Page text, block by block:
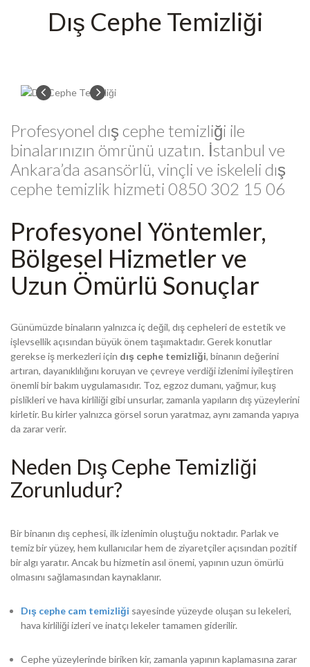
Dış Cephe Temizliği
Profesyonel dış cephe temizliği ile
binalarınızın ömrünü uzatın. İstanbul ve
Ankara’da asansörlü, vinçli ve iskeleli dış
cephe temizlik hizmeti 0850 302 15 06
Profesyonel Yöntemler,
Bölgesel Hizmetler ve
Uzun Ömürlü Sonuçlar
Günümüzde binaların yalnızca iç değil, dış cepheleri de estetik ve
işlevsellik açısından büyük önem taşımaktadır. Gerek konutlar
gerekse iş merkezleri için dış cephe temizliği, binanın değerini
artıran, dayanıklılığını koruyan ve çevreye verdiği izlenimi iyileştiren
önemli bir bakım uygulamasıdır. Toz, egzoz dumanı, yağmur, kuş
pislikleri ve hava kirliliği gibi unsurlar, zamanla yapıların dış yüzeylerini
kirletir. Bu kirler yalnızca görsel sorun yaratmaz, aynı zamanda yapıya
da zarar verir.
Neden Dış Cephe Temizliği
Zorunludur?
Bir binanın dış cephesi, ilk izlenimin oluştuğu noktadır. Parlak ve
temiz bir yüzey, hem kullanıcılar hem de ziyaretçiler açısından pozitif
bir algı yaratır. Ancak bu hizmetin asıl önemi, yapının uzun ömürlü
olmasını sağlamasından kaynaklanır.
Dış cephe cam temizliği sayesinde yüzeyde oluşan su lekeleri,
hava kirliliği izleri ve inatçı lekeler tamamen giderilir.
Cephe yüzeylerinde biriken kir, zamanla yapının kaplamasına zarar